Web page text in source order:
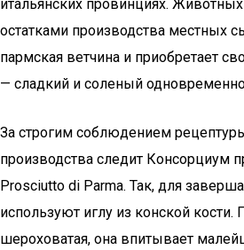
итальянских провинциях.
остатками производства местных
пармская ветчина и приобретает
— сладкий и соленый
За строгим соблюдением
производства следит Консорциум
Prosciutto di Parma. Так, для
используют иглу из конской кости.
шероховатая, она впитывает